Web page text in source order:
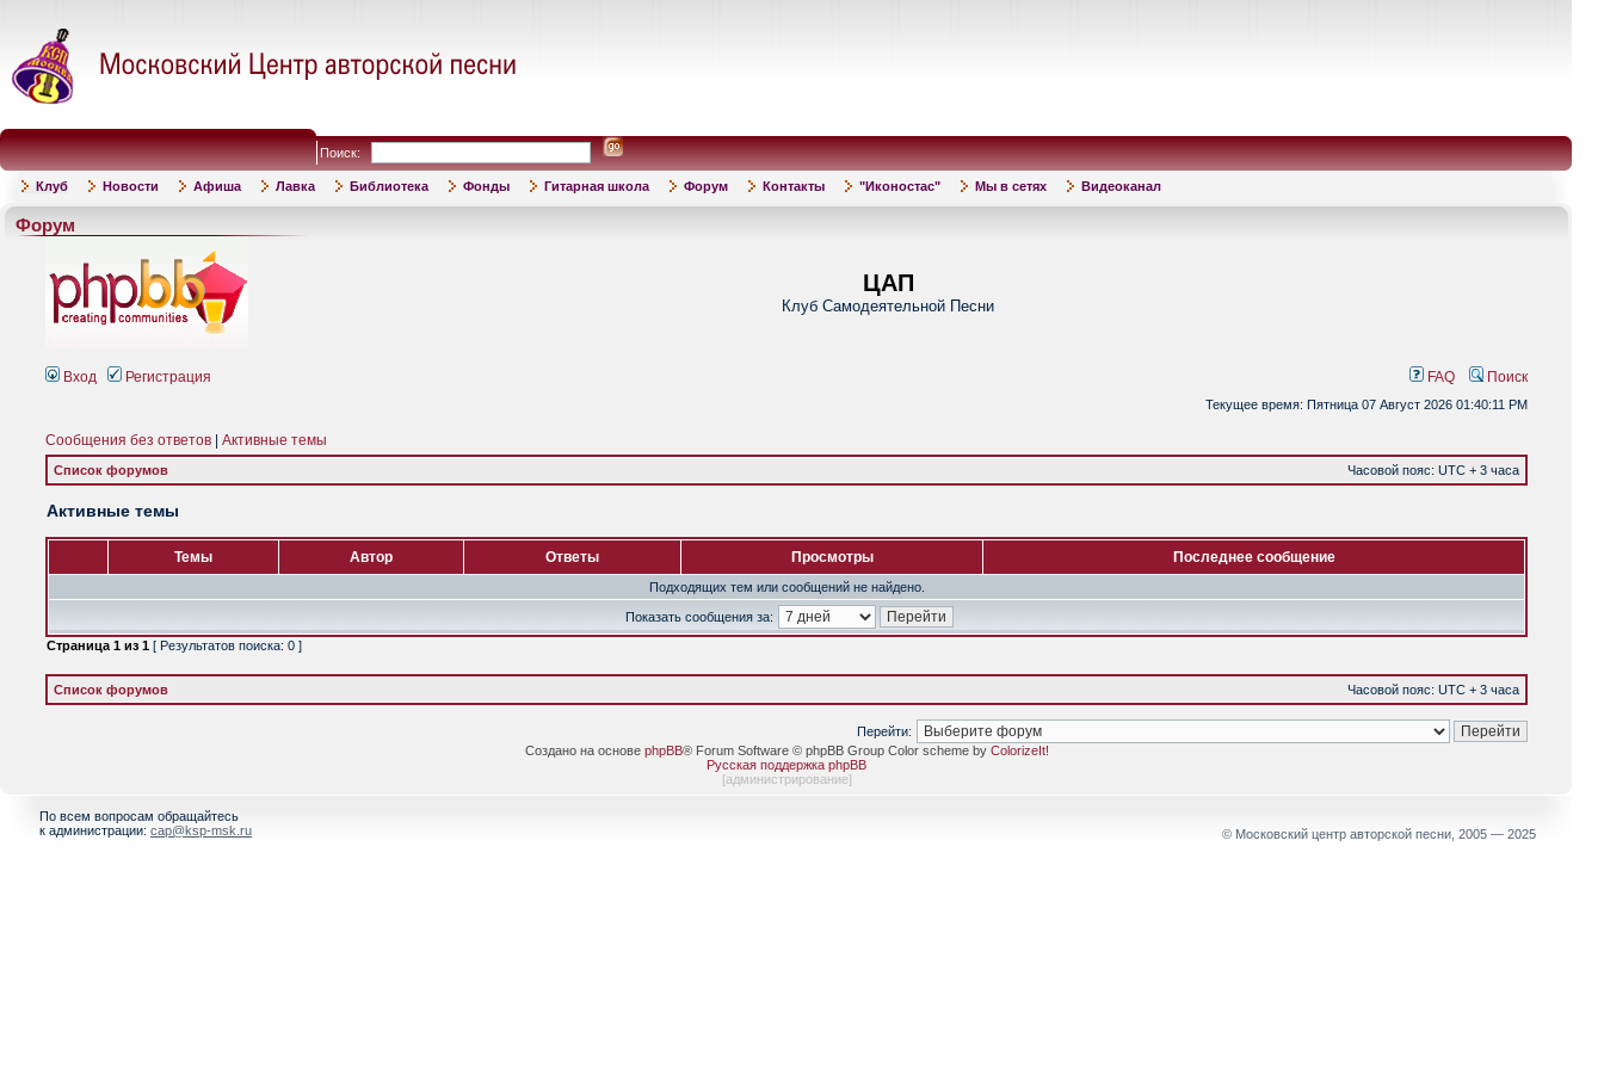
Поиск:
Клуб Новости Афиша Лавка Библиотека Фонды Гитарная школа Форум Контакты "Иконостас" Мы в сетях Видеоканал
Форум
ЦАП
Клуб Самодеятельной Песни
Вход Регистрация FAQ Поиск
Текущее время: Пятница 07 Август 2026 01:40:11 PM
Сообщения без ответов Активные темы
Список форумов Часовой пояс: UTC + 3 часа
Активные темы
Темы Автор Ответы Просмотры Последнее сообщение
Подходящих тем или сообщений не найдено.
Показать сообщения за:
Страница 1 из 1 [ Результатов поиска: 0 ]
Список форумов Часовой пояс: UTC + 3 часа
Перейти:
Создано на основе phpBB® Forum Software © phpBB Group Color scheme by ColorizeIt!
Русская поддержка phpBB
[администрирование]
По всем вопросам обращайтесь
к администрации: cap@ksp-msk.ru © Московский центр авторской песни, 2005 — 2025